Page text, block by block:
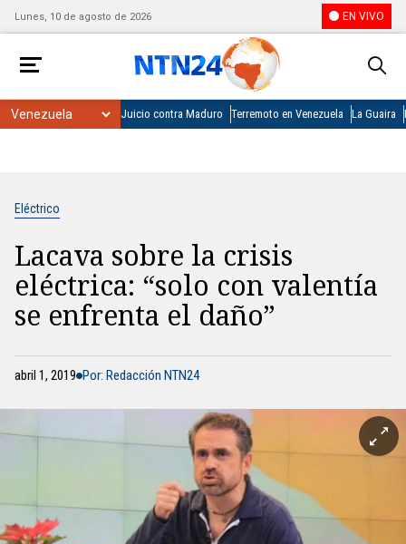
Lunes, 10 de agosto de 2026 EN VIVO
Juicio contra Maduro Terremoto en Venezuela La Guaira
Eléctrico
Lacava sobre la crisis
eléctrica: “solo con valentía
se enfrenta el daño”
abril 1, 2019 Por: Redacción NTN24